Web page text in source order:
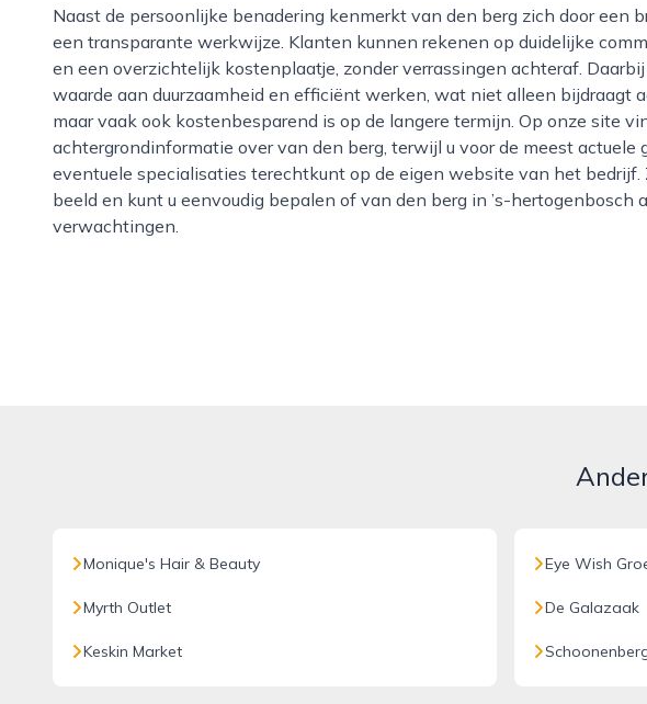
Naast de persoonlijke benadering kenmerkt van den berg zich door een brede dienstverlening en
een transparante werkwijze. Klanten kunnen rekenen op duidelijke
en een overzichtelijk kostenplaatje, zonder verrassingen achteraf.
waarde aan duurzaamheid en efficiënt werken, wat niet alleen bijdraagt
maar vaak ook kostenbesparend is op de langere termijn. Op onze site
achtergrondinformatie over van den berg, terwijl u voor de meest actuele
eventuele specialisaties terechtkunt op de eigen website van het bedrijf.
beeld en kunt u eenvoudig bepalen of van den berg in ’s-hertogenbosch
verwachtingen.
Monique's Hair & Beauty
Myrth Outlet
Keskin Market
Eye Wish
De Galazaak